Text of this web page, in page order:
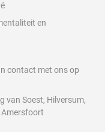
en
contact met ons op
van Soest, Hilversum,
Amersfoort